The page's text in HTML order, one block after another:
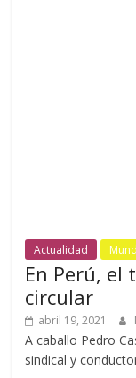
Actualidad
En Perú, el
circular
abril 19, 2021
A caballo Pedro
sindical y